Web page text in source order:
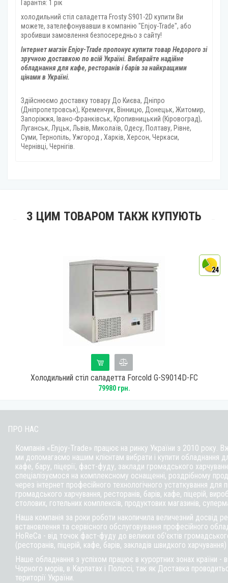
Гарантія: 1 рік
холодильний стіл саладетта Frosty S901-2D купити Ви
можете, зателефонувавши в компанію "Enjoy-Trade", або
зробивши замовлення безпосередньо з сайту!
Інтернет магзін Enjoy-Trade пропонує купити товарНедорого зі
зручною доставкою по всій Україні. Вибирайте надійне
обладнання для кафе, ресторанів і барів за найкращими
цінами в Україні.
Здійснюємо доставку товару До Києва, Дніпро
(Дніпропетровськ), Кременчук, Вінницю, Донецьк, Житомир,
Запоріжжя, Івано-Франківськ, Кропивницький (Кіровоград),
Луганськ, Луцьк, Львів, Миколаїв, Одесу, Полтаву, Рівне,
Суми, Тернопіль, Ужгород , Харків, Херсон, Черкаси,
Чернівці, Чернігів.
З ЦИМ ТОВАРОМ ТАКЖ КУПУЮТЬ
24
Холодильний стіл саладетта Forcold G-S9014D-FC
79980 грн.
ПРО НАС
Компанія «Enjoy-Trade» працює на ринку України з 2010 року.
ми допомагаємо нашим клієнтам вибрати і купити обладнання
кафе, бару, піцерії, фаст-фуду, заклади громадського
спеціалізуємося на комплексному оснащенні, роздрібному
через інтернет професійного технологічного устаткування для
громадського харчування, ресторанів, барів, кафе, піцерій,
столових, готельних комплексів, продуктових магазинів,
Наша компанія за роки роботи накопичила величезний досвід
встановлення та сервісного обслуговування професійного
HoReCa - від точок фаст-фуду до великих об'єктів
(ресторанів, піцерій, кафе, барів, закладів швидкого харчування)
Наше обладнання з успіхом працює в курортних зонах країни -
Чорного морів, в Карпатах і Поліссі, так як Доставка
території України.